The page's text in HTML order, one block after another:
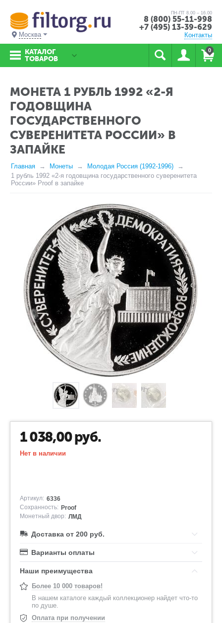
Москва
ПН-ПТ 8.00 – 16.00
8 (800) 55-11-998
+7 (495) 13-39-629
Контакты
0
КАТАЛОГ
ТОВАРОВ
МОНЕТА 1 РУБЛЬ 1992 «2-Я
ГОДОВЩИНА
ГОСУДАРСТВЕННОГО
СУВЕРЕНИТЕТА РОССИИ» В
ЗАПАЙКЕ
Главная Монеты
Молодая Россия (1992-1996)
1 рубль 1992 «2-я годовщина государственного суверенитета
России» Proof в запайке
1 038,00руб.
Нет в наличии
Артикул: 6336
Сохранность: Proof
Монетный двор: ЛМД
Доставка от 200 руб.
Варианты оплаты
Наши преимущества
Более 10 000 товаров!
В нашем каталоге каждый коллекционер найдет что-то
по душе.
Оплата при получении